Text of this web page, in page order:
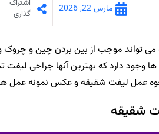
مارس 22, 2026
اشتراک
گذاری
تواند موجب از بین بردن چین و
دارد که بهترین آنها جراحی لیفت
عمل لیفت شقیقه و عکس نمونه عمل ها
شقیقه